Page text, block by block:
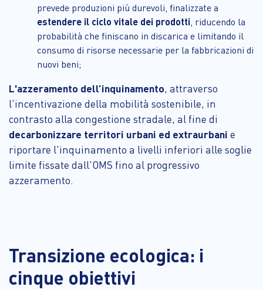
prevede produzioni più durevoli, finalizzate a
estendere il ciclo vitale dei prodotti , riducendo la
probabilità che finiscano in discarica e limitando il
consumo di risorse necessarie per la fabbricazioni di
nuovi beni;
L'azzeramento dell’inquinamento, attraverso
l'incentivazione della mobilità sostenibile, in
contrasto alla congestione stradale, al fine di
decarbonizzare territori urbani ed extraurbani e
riportare l'inquinamento a livelli inferiori alle soglie
limite fissate dall'OMS fino al progressivo
azzeramento.
Transizione ecologica: i
cinque obiettivi